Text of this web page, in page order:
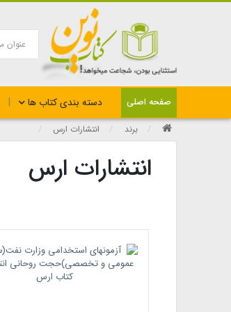
صفحه اصلی دسته بندی کتاب ها
برند
انتشارات ارس
انتشارات ارس